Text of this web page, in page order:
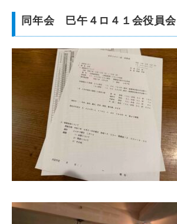
同年会 巳午４ロ４１会役員会